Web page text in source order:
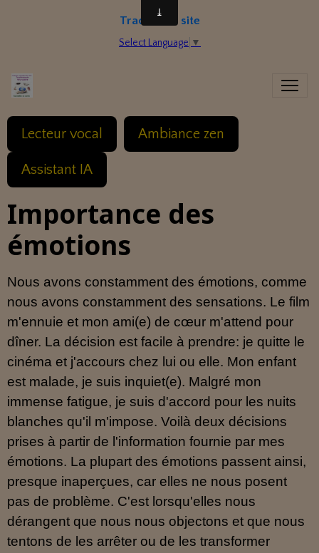
Traduire le site
Select Language ▼
Lecteur vocal Ambiance zen
Assistant IA
Importance des
émotions
Nous avons constamment des émotions, comme
nous avons constamment des sensations. Le film
m'ennuie et mon ami(e) de cœur m'attend pour
dîner. La décision est facile à prendre: je quitte le
cinéma et j'accours chez lui ou elle. Mon enfant
est malade, je suis inquiet(e). Malgré mon
immense fatigue, je suis d'accord pour les nuits
blanches qu'il m'impose. Voilà deux décisions
prises à partir de l'information fournie par mes
émotions. La plupart des émotions passent ainsi,
presque inaperçues, car elles ne nous posent
pas de problème. C'est lorsqu'elles nous
dérangent que nous nous objectons et que nous
tentons de les arrêter ou de les transformer